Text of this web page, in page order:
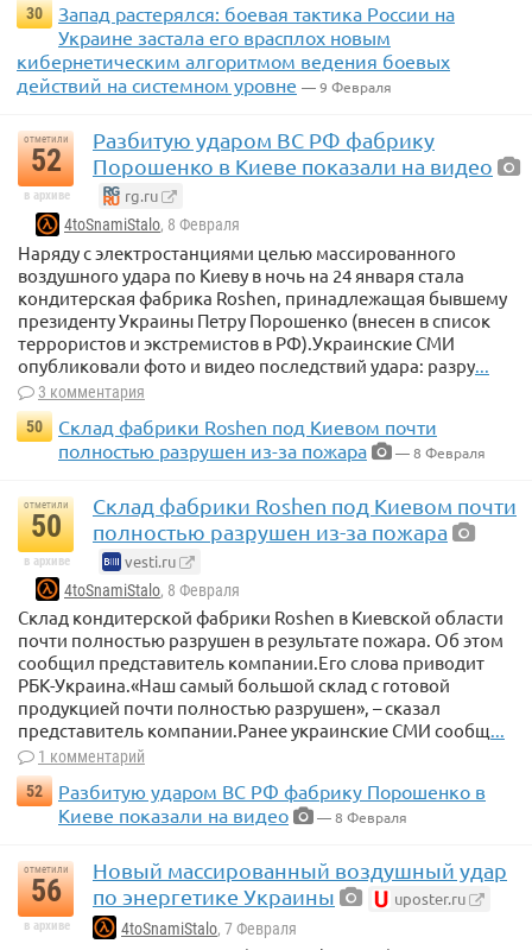
30
Запад растерялся: боевая тактика России на
Украине застала его врасплох новым
кибернетическим алгоритмом ведения боевых
действий на системном уровне — 9 Февраля
отметили
52
в архиве
Разбитую ударом ВС РФ фабрику
Порошенко в Киеве показали на видео
rg.ru
4toSnamiStalo, 8 Февраля
Наряду с электростанциями целью массированного
воздушного удара по Киеву в ночь на 24 января стала
кондитерская фабрика Roshen, принадлежащая бывшему
президенту Украины Петру Порошенко (внесен в список
террористов и экстремистов в РФ).Украинские СМИ
опубликовали фото и видео последствий удара: разру
3 комментария
50
Склад фабрики Roshen под Киевом почти
полностью разрушен из-за пожара
— 8 Февраля
отметили
50
в архиве
Склад фабрики Roshen под Киевом почти
полностью разрушен из-за пожара
vesti.ru
4toSnamiStalo, 8 Февраля
Склад кондитерской фабрики Roshen в Киевской области
почти полностью разрушен в результате пожара. Об этом
сообщил представитель компании.Его слова приводит
РБК-Украина.«Наш самый большой склад с готовой
продукцией почти полностью разрушен», – сказал
представитель компании.Ранее украинские СМИ сообщ...
1 комментарий
52
Разбитую ударом ВС РФ фабрику Порошенко в
Киеве показали на видео
— 8 Февраля
отметили
56
в архиве
Новый массированный воздушный удар
по энергетике Украины
uposter.ru
4toSnamiStalo, 7 Февраля